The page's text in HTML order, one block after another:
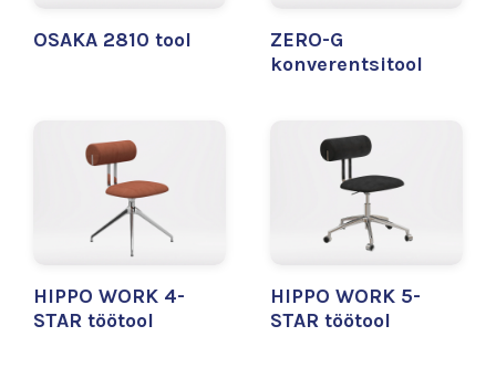
OSAKA 2810 tool
ZERO-G
konverentsitool
HIPPO WORK 4-
STAR töötool
HIPPO WORK 5-
STAR töötool